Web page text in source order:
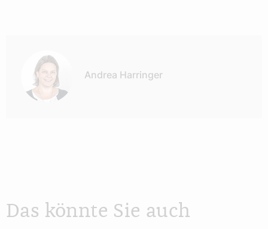
Andrea Harringer
Das könnte Sie auch